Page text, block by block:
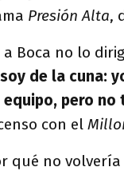
Presión Alta,
a Boca no lo
de la cuna:
equipo, pero
con el
qué no volvería